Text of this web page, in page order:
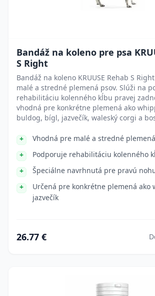
Bandáž na koleno pre psa
S Right
Bandáž na koleno KRUUSE Rehab S
malé a stredné plemená psov. Slúži na
rehabilitáciu kolenného kĺbu pravej
vhodná pre konkrétne plemená ako
buldog, bígl, jazvečík, waleský corgi a
Vhodná pre malé a stredné
Podporuje rehabilitáciu kolenného
Špeciálne navrhnutá pre pravú
Určená pre konkrétne plemená ako
jazvečík
26.77 €